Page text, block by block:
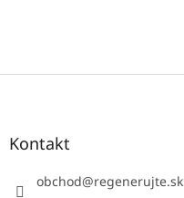
Z
Kontakt
obchod@regenerujte.sk